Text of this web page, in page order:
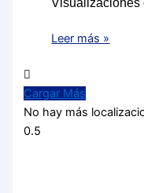
Leer más »
Cargar Más
No hay más